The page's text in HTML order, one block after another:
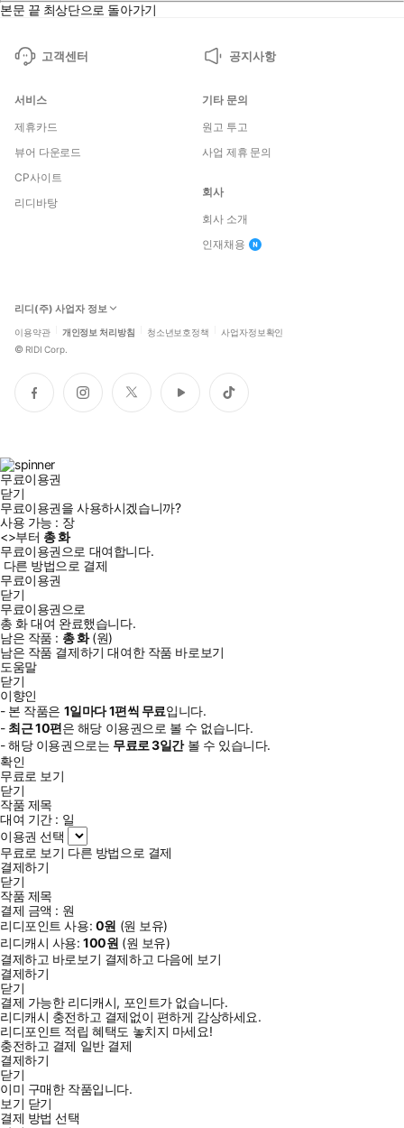
본문 끝 최상단으로 돌아가기
고객센터 공지사항
서비스
제휴카드
뷰어 다운로드
CP사이트
리디바탕
기타 문의
원고 투고
사업 제휴 문의
회사
회사 소개
인재채용
리디(주) 사업자 정보
이용약관 개인정보 처리방침 청소년보호정책 사업자정보확인
© RIDI Corp.
페
이
인
스
트
위
유
튜
틱
톡
무료이용권
닫기
무료이용권을 사용하시겠습니까?
사용 가능 : 장
<>부터 총화
무료이용권으로 대여합니다.
다른 방법으로 결제
무료이용권
닫기
무료이용권으로
총 화대여 완료했습니다.
남은 작품 : 총화(원)
남은 작품 결제하기 대여한 작품 바로보기
도움말
닫기
이향인
- 본 작품은 1일마다1편씩 무료입니다.
- 최근10편은 해당 이용권으로 볼 수 없습니다.
- 해당 이용권으로는 무료로3일간볼 수 있습니다.
확인
무료로 보기
닫기
작품 제목
대여 기간 : 일
이용권 선택
무료로 보기 다른 방법으로 결제
결제하기
닫기
작품 제목
결제 금액 : 원
리디포인트 사용: 0원 (원 보유)
리디캐시 사용:100원 (원 보유)
결제하고 바로보기 결제하고 다음에 보기
결제하기
닫기
결제 가능한 리디캐시, 포인트가 없습니다.
리디캐시 충전하고 결제없이 편하게 감상하세요.
리디포인트 적립 혜택도 놓치지 마세요!
충전하고 결제 일반 결제
결제하기
닫기
이미 구매한 작품입니다.
보기 닫기
결제 방법 선택